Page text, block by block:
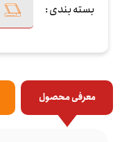
بسته بندی :
معرفی محصول